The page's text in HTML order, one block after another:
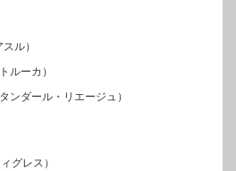
ル）
ルーカ）
ンダール・リエージュ）
グレス）